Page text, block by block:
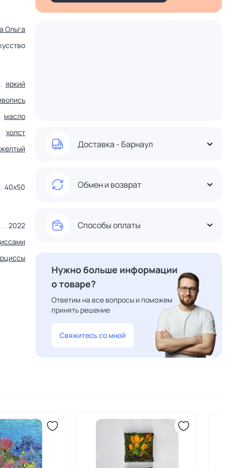
Ольга
яркий
масло
холст
желтый
40х50
2022
Доставка - Барнаул
Обмен и возврат
Способы оплаты
Нужно больше информации
о товаре?
Ответим на все вопросы и поможем
принять решение
Свяжитесь со мной